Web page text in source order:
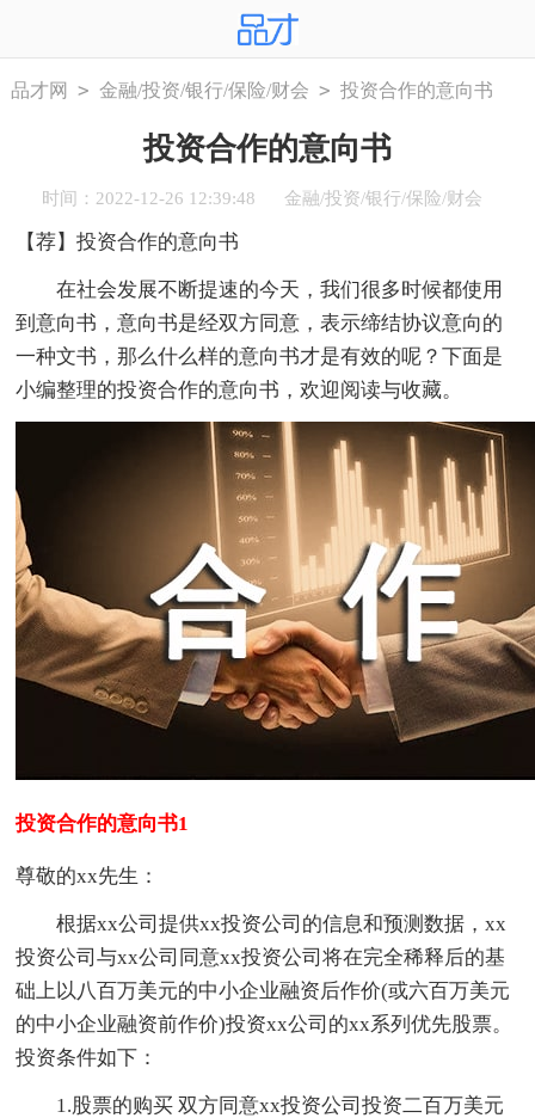
品才网 > 金融/投资/银行/保险/财会 > 投资合作的意向书
投资合作的意向书
时间：2022-12-26 12:39:48 金融/投资/银行/保险/财会
【荐】投资合作的意向书
在社会发展不断提速的今天，我们很多时候都使用
到意向书，意向书是经双方同意，表示缔结协议意向的
一种文书，那么什么样的意向书才是有效的呢？下面是
小编整理的投资合作的意向书，欢迎阅读与收藏。
投资合作的意向书1
尊敬的xx先生：
根据xx公司提供xx投资公司的信息和预测数据，xx
投资公司与xx公司同意xx投资公司将在完全稀释后的基
础上以八百万美元的中小企业融资后作价(或六百万美元
的中小企业融资前作价)投资xx公司的xx系列优先股票。
投资条件如下：
1.股票的购买 双方同意xx投资公司投资二百万美元